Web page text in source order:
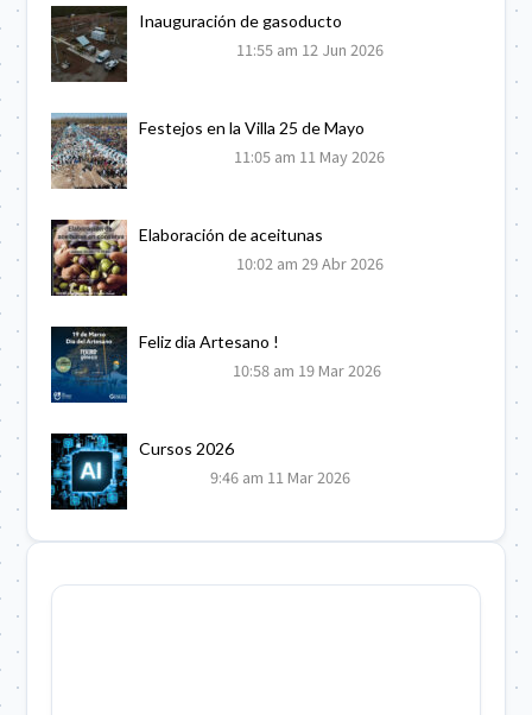
Inauguración de gasoducto
11:55 am 12 Jun 2026
Festejos en la Villa 25 de Mayo
11:05 am 11 May 2026
Elaboración de aceitunas
10:02 am 29 Abr 2026
Feliz dia Artesano !
10:58 am 19 Mar 2026
Cursos 2026
9:46 am 11 Mar 2026